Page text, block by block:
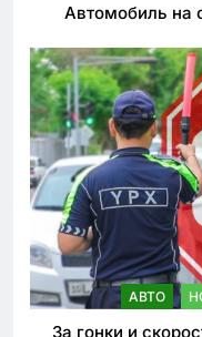
Автомобиль на
АВТО
За гонки и